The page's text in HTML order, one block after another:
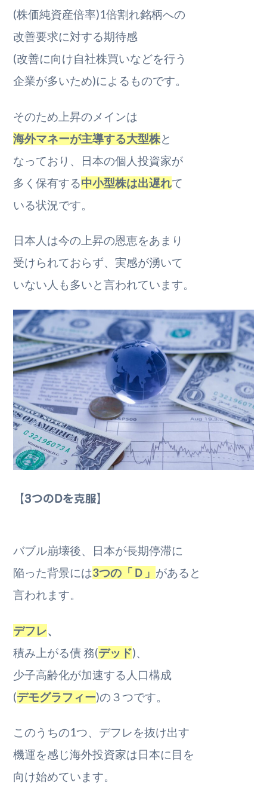
(株価純資産倍率)1倍割れ銘柄への
改善要求に対する期待感
(改善に向け自社株買いなどを行う
企業が多いため)によるものです。
そのため上昇のメインは
海外マネーが主導する大型株と
なっており、日本の個人投資家が
多く保有する中小型株は出遅れて
いる状況です。
日本人は今の上昇の恩恵をあまり
受けられておらず、実感が湧いて
いない人も多いと言われています。
【3つのDを克服】
バブル崩壊後、日本が長期停滞に
陥った背景には3つの「Ｄ」 があると
言われます。
デフレ、
積み上がる債 務(デッド)、
少子高齢化が加速する人口構成
(デモグラフィー)の３つです。
このうちの1つ、デフレを抜け出す
機運を感じ海外投資家は日本に目を
向け始めています。